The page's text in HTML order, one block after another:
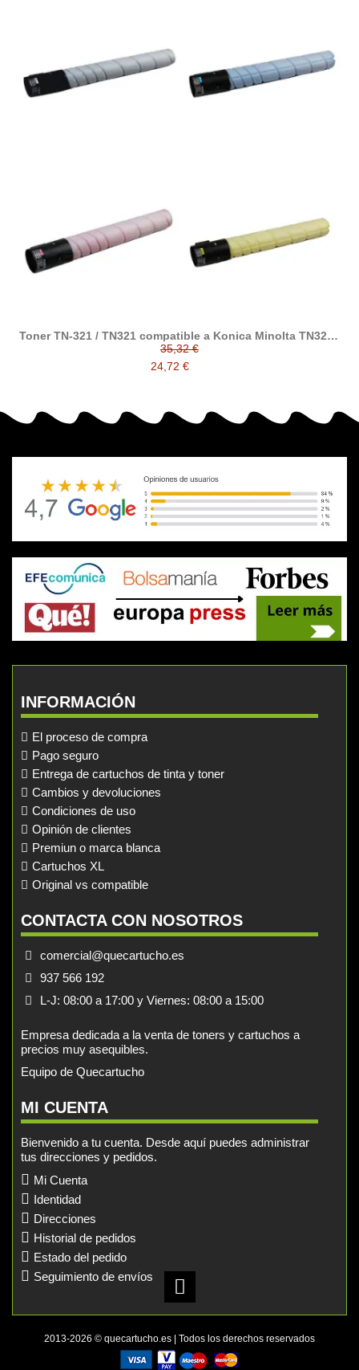
Toner TN-321 / TN321 compatible a Konica Minolta TN321 /
A33K150 / A33K250 / A33K350 / A33K450
35,32 €
24,72 €
INFORMACIÓN
El proceso de compra
Pago seguro
Entrega de cartuchos de tinta y toner
Cambios y devoluciones
Condiciones de uso
Opinión de clientes
Premiun o marca blanca
Cartuchos XL
Original vs compatible
CONTACTA CON NOSOTROS
comercial@quecartucho.es
937 566 192
L-J: 08:00 a 17:00 y Viernes: 08:00 a 15:00
Empresa dedicada a la venta de toners y cartuchos a
precios muy asequibles.
Equipo de Quecartucho
MI CUENTA
Bienvenido a tu cuenta. Desde aquí puedes administrar
tus direcciones y pedidos.
Mi Cuenta
Identidad
Direcciones
Historial de pedidos
Estado del pedido
Seguimiento de envíos
2013-2026 © quecartucho.es | Todos los derechos reservados